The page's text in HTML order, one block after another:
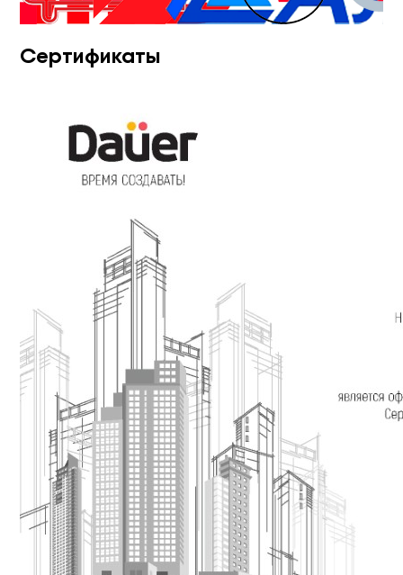
Сертификаты